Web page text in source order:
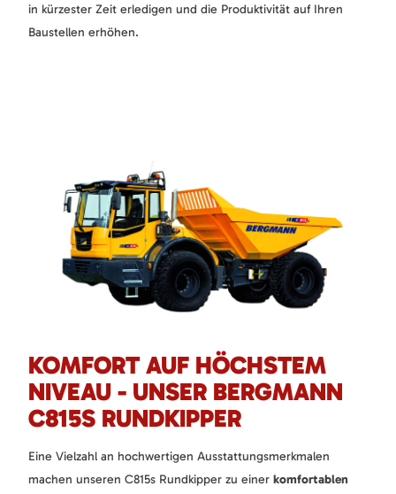
in kürzester Zeit erledigen und die Produktivität auf Ihren
Baustellen erhöhen.
KOMFORT AUF HÖCHSTEM
NIVEAU - UNSER BERGMANN
C815S RUNDKIPPER
Eine Vielzahl an hochwertigen Ausstattungsmerkmalen
machen unseren C815s Rundkipper zu einer komfortablen